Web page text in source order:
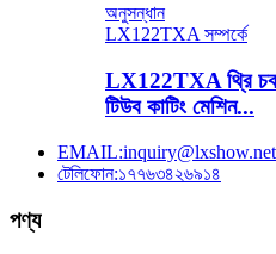
অনুসন্ধান
LX122TXA সম্পর্কে
LX122TXA থ্রি চক
টিউব কাটিং মেশিন...
EMAIL:inquiry@lxshow.net
টেলিফোন:১৭৭৬৩৪২৬৯১৪
পণ্য